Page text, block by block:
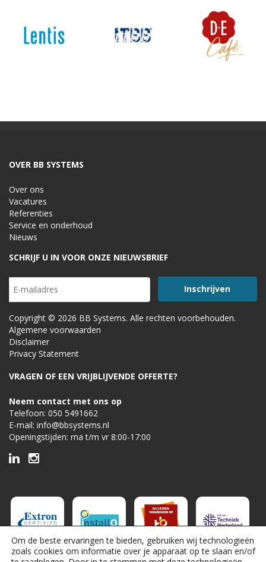
OVER BB SYSTEMS
Over ons
Vacatures
Referenties
Service en onderhoud
Nieuws
SCHRIJF U IN VOOR ONZE NIEUWSBRIEF
Copyright © 2026 BB Systems. Alle rechten voorbehouden.
Algemene voorwaarden
Disclaimer
Privacy Statement
VRAGEN OF EEN VRIJBLIJVENDE OFFERTE?
Neem contact met ons op
Telefoon: 050 5491662
E-mail: info@bbsystems.nl
Openingstijden: ma t/m vr 8:00-17:00
Om de beste ervaringen te bieden, gebruiken wij technologieën
zoals cookies om informatie over je apparaat op te slaan en/of